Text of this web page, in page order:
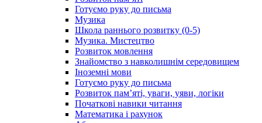
Готуємо руку до письма
Музика
Школа раннього розвитку (0-5)
Музика. Мистецтво
Розвиток мовлення
Знайомство з навколишнім середовищем
Іноземні мови
Готуємо руку до письма
Розвиток пам’яті, уваги, уяви, логіки
Початкові навики читання
Математика і рахунок